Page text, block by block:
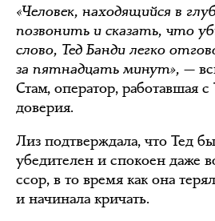
«Человек, находящийся в
позвонить и сказать, что
слово, Тед Банди легко
за пятнадцать минут», —
Стам, оператор, работавшая
доверия.
Лиз подтверждала, что Тед
убедителен и спокоен даже
ссор, в то время как она
и начинала кричать.